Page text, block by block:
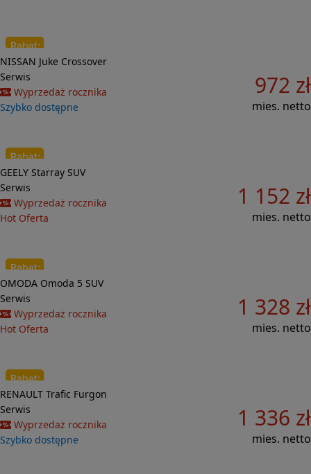
19 015 zł
NISSAN Juke Crossover
Serwis
Wyprzedaż rocznika
Szybko dostępne
972 zł
mies. netto
32 602 zł
GEELY Starray SUV
Serwis
Wyprzedaż rocznika
Hot Oferta
1 152 zł
mies. netto
13 496 zł
OMODA Omoda 5 SUV
Serwis
Wyprzedaż rocznika
Hot Oferta
1 328 zł
mies. netto
34 900 zł
RENAULT Trafic Furgon
Serwis
Wyprzedaż rocznika
Szybko dostępne
1 336 zł
mies. netto